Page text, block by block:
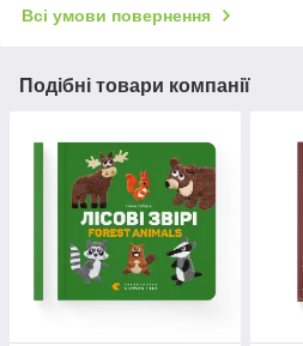
Всі умови повернення
Подібні товари компанії